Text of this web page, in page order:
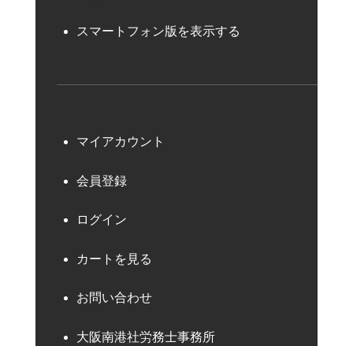
スマートフォン版を表示する
マイアカウント
会員登録
ログイン
カートを見る
お問い合わせ
大阪南港社労務士事務所